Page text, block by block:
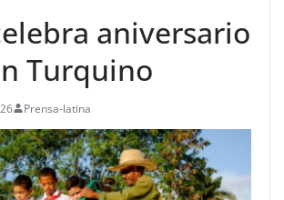
aniversario
Turquino
Prensa-latina